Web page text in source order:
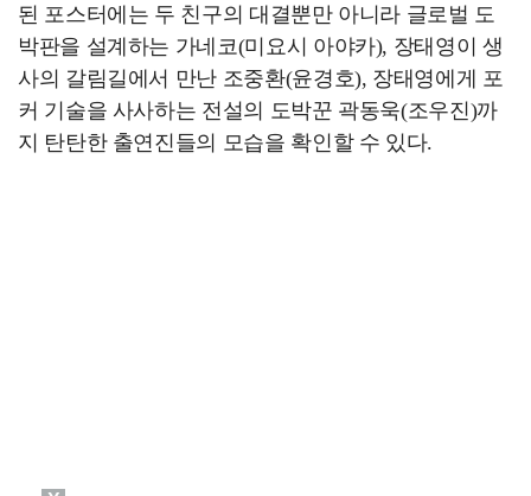
된 포스터에는 두 친구의 대결뿐만 아니라 글로벌 도
박판을 설계하는 가네코(미요시 아야카), 장태영이 생
사의 갈림길에서 만난 조중환(윤경호), 장태영에게 포
커 기술을 사사하는 전설의 도박꾼 곽동욱(조우진)까
지 탄탄한 출연진들의 모습을 확인할 수 있다.